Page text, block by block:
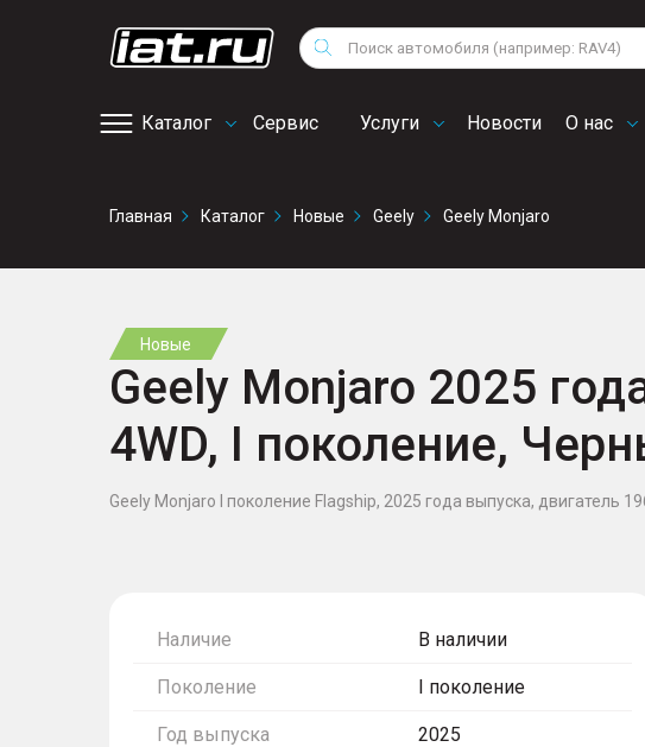
Поиск
Каталог Сервис
сервис
Услуги Новости О нас
Снегоходы
Квадроциклы
Volkswagen
Audi
Главная Каталог Новые Geely Geely Monjaro
Новые
Geely Monjaro 2025
4WD, I поколение,
Geely Monjaro I поколение Flagship, 2025 года выпуска, двигатель
Наличие В наличии
Поколение I поколение
Год выпуска 2025